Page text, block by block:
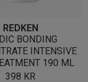
REDKEN
BONDING
INTENSIVE
190 ML
398 KR